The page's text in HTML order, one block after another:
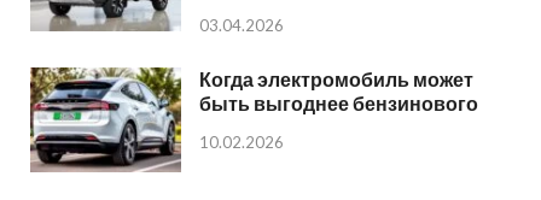
03.04.2026
Когда электромобиль может
быть выгоднее бензинового
10.02.2026